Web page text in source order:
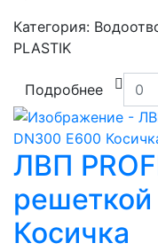
Категория:
PLASTIK
Подробнее
ЛВП
Косичка